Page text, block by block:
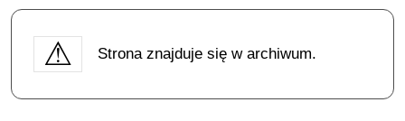
Strona znajduje się w archiwum.